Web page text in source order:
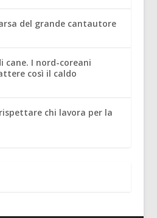
del grande cantautore
cane. I nord-coreani
così il caldo
chi lavora per la